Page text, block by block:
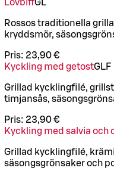
LövbiffGL
Rossos traditionella
kryddsmör,
Pris: 23,90 €
Kyckling med getostGLF
Grillad kycklingfilé,
timjansås,
Pris: 23,90 €
Kyckling med salvia och
Grillad kycklingfilé,
säsongsgrönsaker och